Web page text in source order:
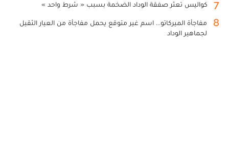
7 كواليس تعثر صفقة الوداد الضخمة بسبب « شرط واحد »
8
مفاجأة الميركاتو... اسم غير متوقع يحمل مفاجأة من العيار الثقيل
لجماهير الوداد